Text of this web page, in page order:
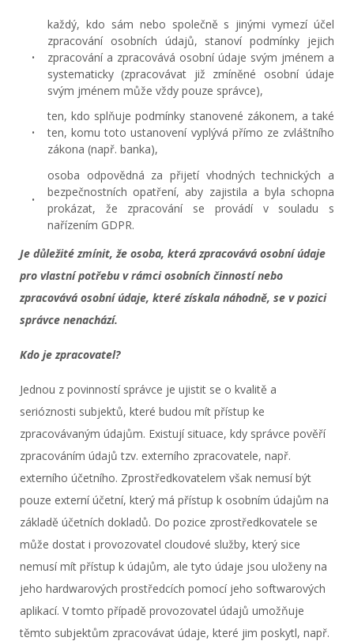
každý, kdo sám nebo společně s jinými vymezí účel
zpracování osobních údajů, stanoví podmínky jejich
zpracování a zpracovává osobní údaje svým jménem a
systematicky (zpracovávat již zmíněné osobní údaje
svým jménem může vždy pouze správce),
ten, kdo splňuje podmínky stanovené zákonem, a také
ten, komu toto ustanovení vyplývá přímo ze zvláštního
zákona (např. banka),
osoba odpovědná za přijetí vhodných technických a
bezpečnostních opatření, aby zajistila a byla schopna
prokázat, že zpracování se provádí v souladu s
nařízením GDPR.
Je důležité zmínit, že osoba, která zpracovává osobní údaje
pro vlastní potřebu v rámci osobních činností nebo
zpracovává osobní údaje, které získala náhodně, se v pozici
správce nenachází.
Kdo je zpracovatel?
Jednou z povinností správce je ujistit se o kvalitě a
serióznosti subjektů, které budou mít přístup ke
zpracovávaným údajům. Existují situace, kdy správce pověří
zpracováním údajů tzv. externího zpracovatele, např.
externího účetního. Zprostředkovatelem však nemusí být
pouze externí účetní, který má přístup k osobním údajům na
základě účetních dokladů. Do pozice zprostředkovatele se
může dostat i provozovatel cloudové služby, který sice
nemusí mít přístup k údajům, ale tyto údaje jsou uloženy na
jeho hardwarových prostředcích pomocí jeho softwarových
aplikací. V tomto případě provozovatel údajů umožňuje
těmto subjektům zpracovávat údaje, které jim poskytl, např.